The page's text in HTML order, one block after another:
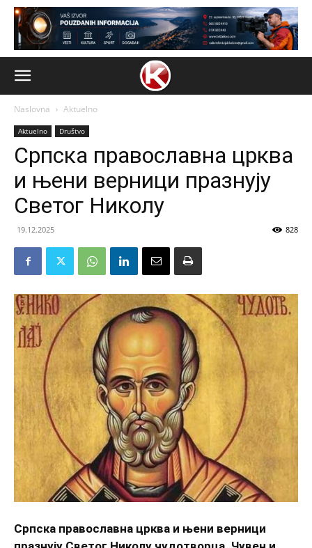
Naslovna Aktuelno
Aktuelno Društvo
Српска православна црква
и њени верници празнују
Светог Николу
19.12.2025 828
Српска православна црква и њени верници